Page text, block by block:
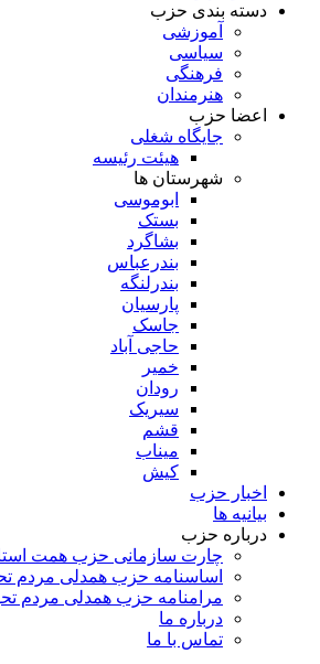
دسته بندی حزب
آموزشی
سیاسی
فرهنگی
هنرمندان
اعضا حزب
جایگاه شغلی
هیئت رئیسه
شهرستان ها
ابوموسی
بستک
بشاگرد
بندرعباس
بندرلنگه
پارسیان
جاسک
حاجی آباد
خمیر
رودان
سیریک
قشم
میناب
کیش
اخبار حزب
بیانیه ها
درباره حزب
چارت سازمانی حزب همت
اساسنامه حزب همدلی مردم
مرامنامه حزب همدلی مردم
درباره ما
تماس با ما